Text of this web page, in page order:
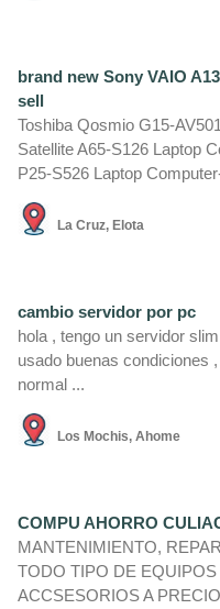
brand new Sony VAIO
sell
Toshiba Qosmio G15-
Satellite A65-S126 Laptop
P25-S526 Laptop
La Cruz, Elota
cambio servidor por pc
hola , tengo un servidor
usado buenas condiciones
normal ...
Los Mochis, Ahome
COMPU AHORRO
MANTENIMIENTO,
TODO TIPO DE
ACCSESORIOS A